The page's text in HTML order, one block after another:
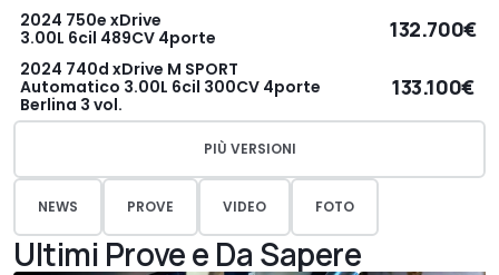
2024 750e xDrive
3.00L 6cil 489CV 4porte
132.700€
2024 740d xDrive M SPORT
Automatico 3.00L 6cil 300CV 4porte
Berlina 3 vol.
133.100€
PIÙ VERSIONI
NEWS PROVE VIDEO FOTO
Ultimi Prove e Da Sapere